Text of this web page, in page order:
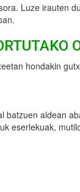
Luze irauten
hondakin
aldean
eserlekuak,